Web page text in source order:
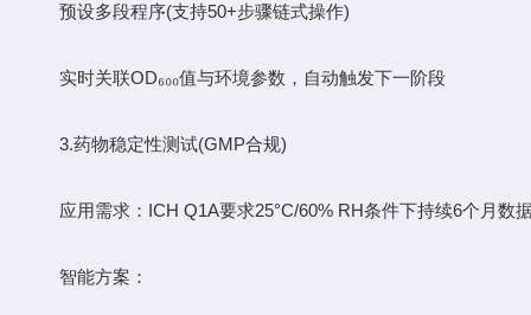
预设多段程序(支持50+步骤链式操作)
实时关联OD₆₀₀值与环境参数，自动触发下一阶段
​​3.药物稳定性测试(GMP合规)​​
应用需求​​：ICH Q1A要求25°C/60% RH条件下持续6个月数
​​智能方案​​：